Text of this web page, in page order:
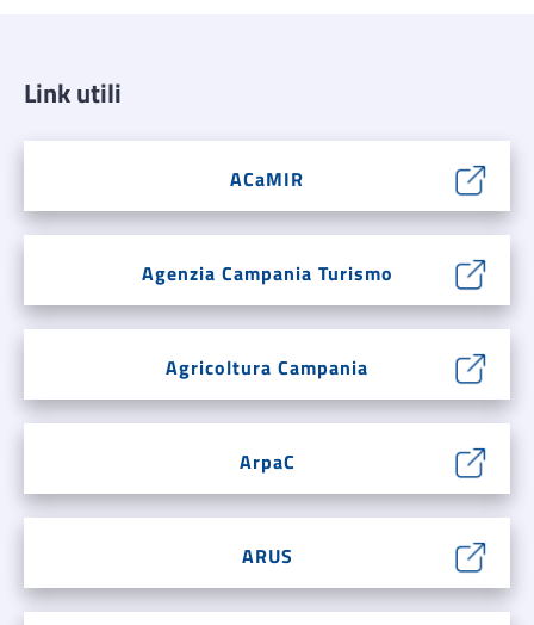
Link utili
ACaMIR
Agenzia Campania Turismo
Agricoltura Campania
ArpaC
ARUS